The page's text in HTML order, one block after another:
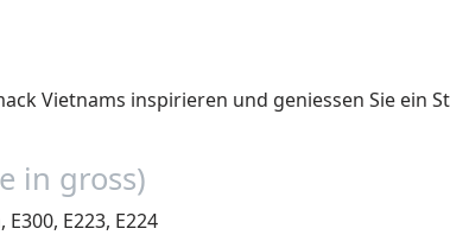
Vietnams inspirieren und geniessen Sie ein
in gross)
E223, E224